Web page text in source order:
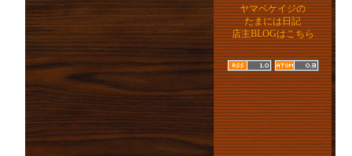
ヤマベケイジの
たまには日記
店主BLOGはこちら